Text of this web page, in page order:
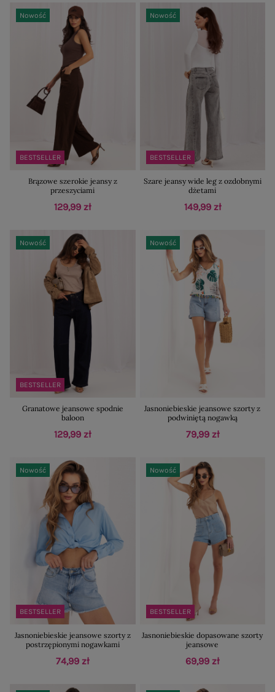
BESTSELLER
Nowość
Brązowe szerokie jeansy z
przeszyciami
129,99 zł
BESTSELLER
Nowość
Szare jeansy wide leg z ozdobnymi
dżetami
149,99 zł
BESTSELLER
Nowość
Granatowe jeansowe spodnie
baloon
129,99 zł
Nowość
Jasnoniebieskie jeansowe szorty z
podwiniętą nogawką
79,99 zł
BESTSELLER
Nowość
Jasnoniebieskie jeansowe szorty z
postrzępionymi nogawkami
74,99 zł
BESTSELLER
Nowość
Jasnoniebieskie dopasowane szorty
jeansowe
69,99 zł